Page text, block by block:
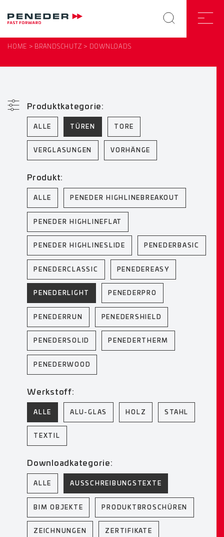
HOME BRANDSCHUTZ DOWNLOADS
Produktkategorie:
ALLE TÜREN TORE
VERGLASUNGEN VORHÄNGE
Produkt:
ALLE PENEDER HIGHLINEBREAKOUT
PENEDER HIGHLINEFLAT
PENEDER HIGHLINESLIDE PENEDERBASIC
PENEDERCLASSIC PENEDEREASY
PENEDERLIGHT PENEDERPRO
PENEDERRUN PENEDERSHIELD
PENEDERSOLID PENEDERTHERM
PENEDERWOOD
Werkstoff:
ALLE ALU-GLAS HOLZ STAHL
TEXTIL
Downloadkategorie:
ALLE AUSSCHREIBUNGSTEXTE
BIM OBJEKTE PRODUKTBROSCHÜREN
ZEICHNUNGEN ZERTIFIKATE